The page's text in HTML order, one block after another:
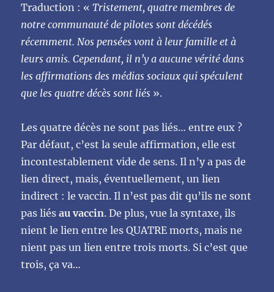
Traduction : «Tristement, quatre membres de
notre communauté de pilotes sont décédés
récemment. Nos pensées vont à leur famille et à
leurs amis. Cependant, il n’y a aucune vérité dans
les affirmations des médias sociaux qui spéculent
que les quatre décès sont liés ».
Les quatre décès ne sont pas liés… entre eux ?
Par défaut, c’est la seule affirmation, elle est
incontestablement vide de sens. Il n’y a pas de
lien direct, mais, éventuellement, un lien
indirect : le vaccin. Il n’est pas dit qu’ils ne sont
pas liésau vaccin. De plus, vue la syntaxe, ils
nient le lien entre les QUATRE morts, mais ne
nient pas un lien entre trois morts. Si c’est que
trois, ça va…